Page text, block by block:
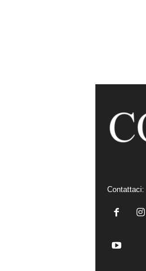
Contattaci: